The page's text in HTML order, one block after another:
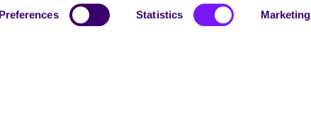
Preferences Statistics Marketing